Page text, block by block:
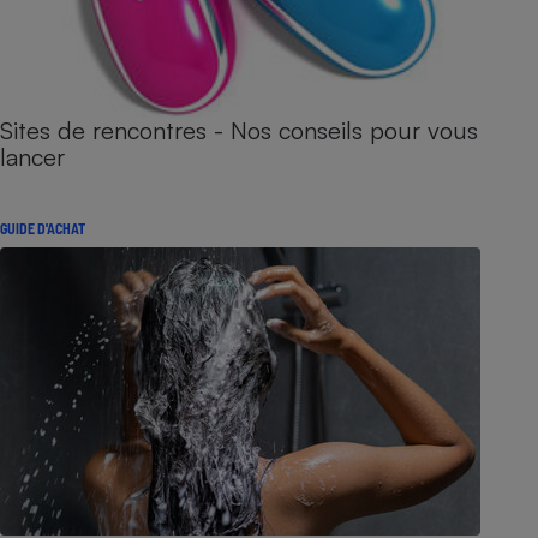
Sites de rencontres - Nos conseils pour vous
lancer
GUIDE D'ACHAT